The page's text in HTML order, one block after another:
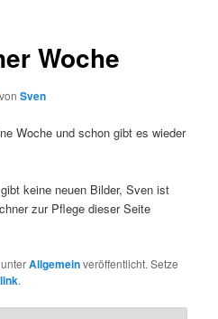
Woche
vonSven
Woche und schon gibt es wieder
keine neuen Bilder, Sven ist
zur Pflege dieser Seite
unterAllgemeinveröffentlicht. Setze
.